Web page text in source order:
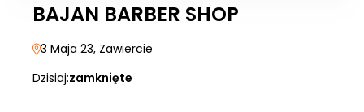
BAJAN BARBER SHOP
3 Maja 23, Zawiercie
Dzisiaj:zamknięte